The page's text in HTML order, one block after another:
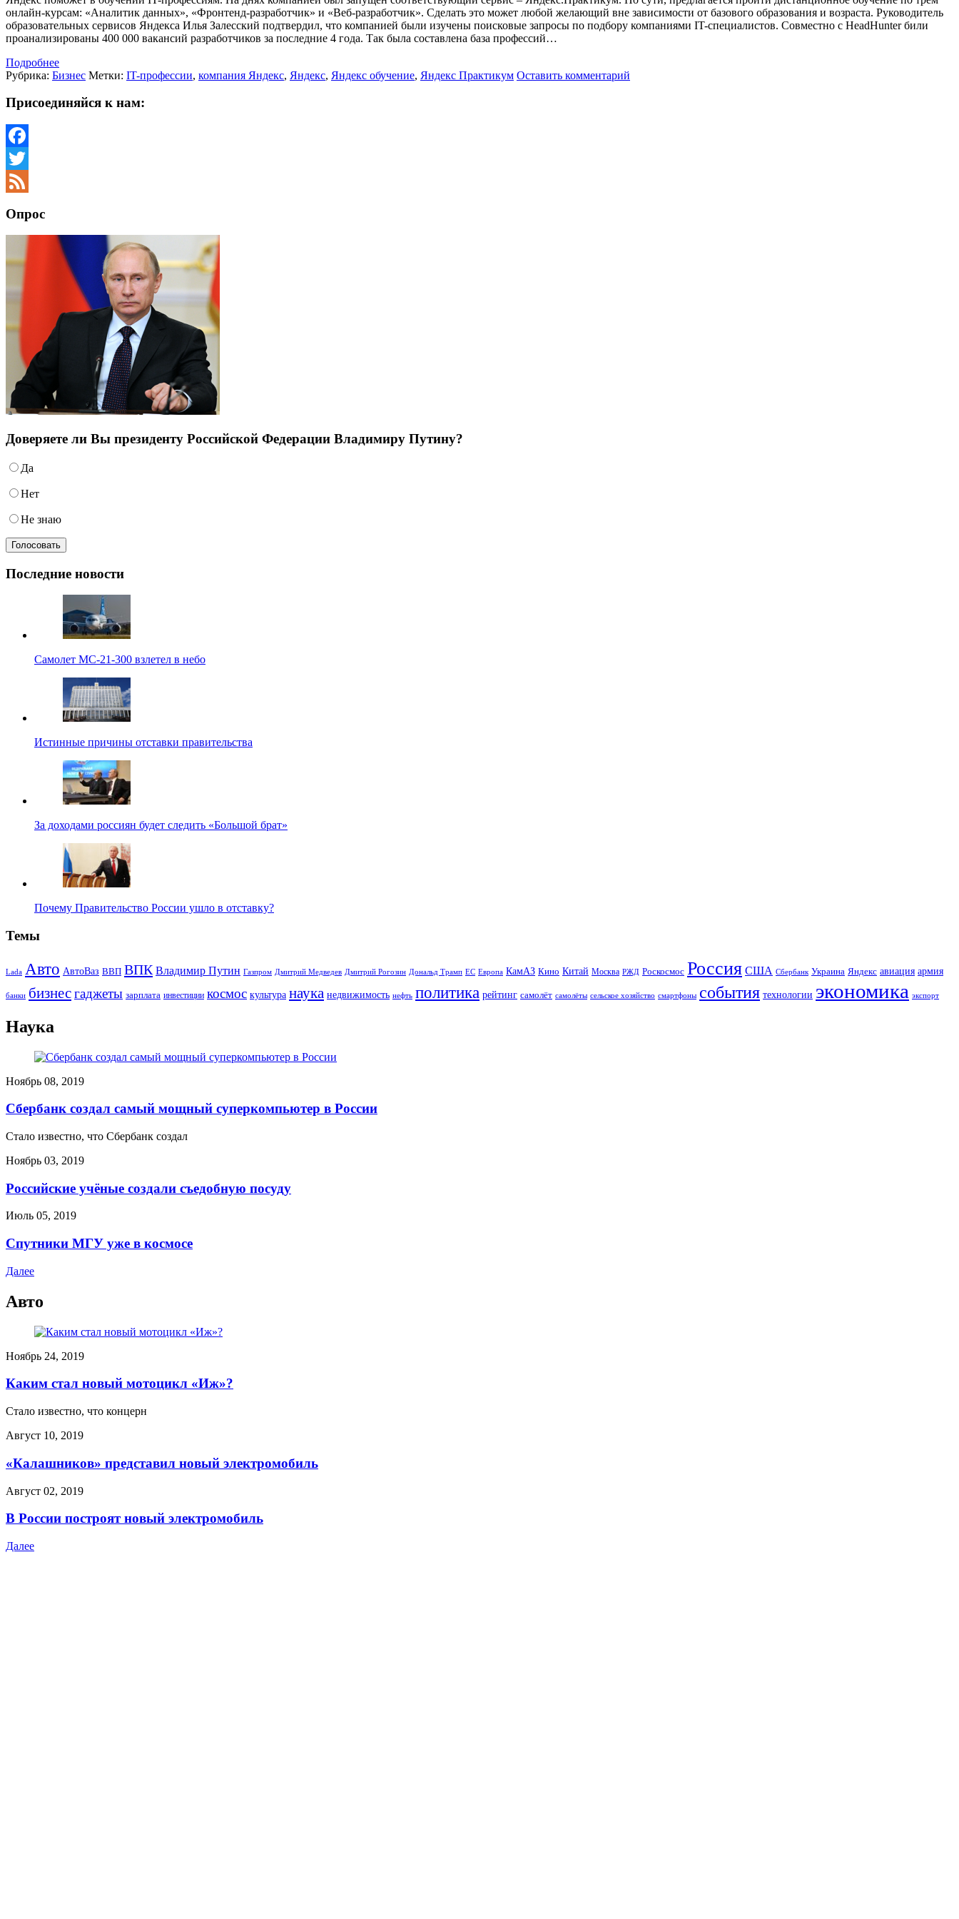
онлайн-курсам: «Аналитик данных», «Фронтенд-разработчик» и «Веб-разработчик». Сделать это может любой желающий вне зависимости от базового образования и возраста. Руководитель
образовательных сервисов Яндекса Илья Залесский подтвердил, что компанией были изучены поисковые запросы по подбору компаниями IT-специалистов. Совместно с HeadHunter били
проанализированы 400 000 вакансий разработчиков за последние 4 года. Так была составлена база профессий…
Подробнее
Рубрика: Бизнес Метки: IT-профессии, компания Яндекс, Яндекс, Яндекс обучение, Яндекс Практикум Оставить комментарий
Присоединяйся к нам:
Facebook
Twitter
Опрос
Доверяете ли Вы президенту Российской Федерации Владимиру Путину?
Да
Нет
Не знаю
Последние новости
Самолет МС-21-300 взлетел в небо
Истинные причины отставки правительства
За доходами россиян будет следить «Большой брат»
Почему Правительство России ушло в отставку?
Темы
Lada Авто АвтоВаз ВВП ВПК Владимир Путин Газпром Дмитрий Медведев Дмитрий Рогозин Дональд Трамп ЕС Европа КамАЗ Кино Китай Москва РЖД Роскосмос Россия США Сбербанк Украина Яндекс авиация армия
банки бизнесгаджеты зарплата инвестиции космос культура наука недвижимость нефть политика рейтинг самолёт самолёты сельское хозяйство смартфоны события технологии экономика экспорт
Наука
Ноябрь 08, 2019
Сбербанк создал самый мощный суперкомпьютер в России
Стало известно, что Сбербанк создал
Ноябрь 03, 2019
Российские учёные создали съедобную посуду
Июль 05, 2019
Спутники МГУ уже в космосе
Далее
Авто
Ноябрь 24, 2019
Каким стал новый мотоцикл «Иж»?
Стало известно, что концерн
Август 10, 2019
«Калашников» представил новый электромобиль
Август 02, 2019
В России построят новый электромобиль
Далее